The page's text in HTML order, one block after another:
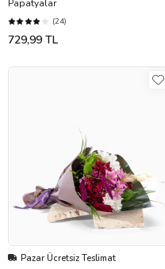
Papatyalar
(24)
729,99 TL
Pazar Ücretsiz Teslimat